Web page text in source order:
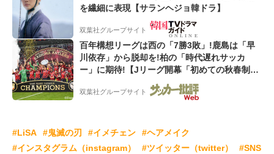
を繊細に表現【サランヘジョ韓ドラ】
双葉社グループサイト
百年構想リーグは西の「7勝3敗」!鹿島は「早
川依存」から脱却を!柏の「時代遅れサッカ
ー」に期待!【Jリーグ開幕「初めての秋春制」
双葉社グループサイト
#LiSA #鬼滅の刃 #イメチェン
#ヘアメイク
#インスタグラム（instagram）
#ツイッター（twitter） #SNS